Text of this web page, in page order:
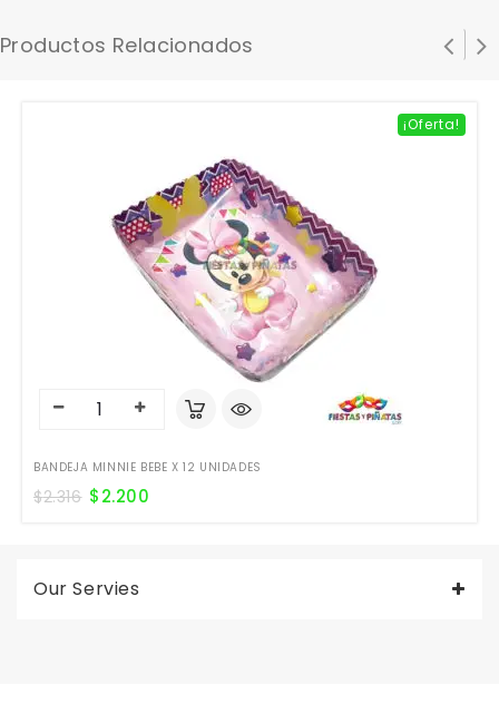
Productos Relacionados
¡Oferta!
BANDEJA MINNIE BEBE X 12 UNIDADES
$2.316 $2.200
Our Servies